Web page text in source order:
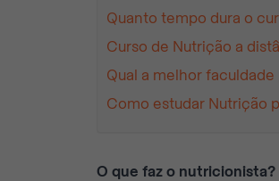
Quanto tempo dura o
Curso de Nutrição a
Qual a melhor
Como estudar Nutrição
O que faz o nutricionista?